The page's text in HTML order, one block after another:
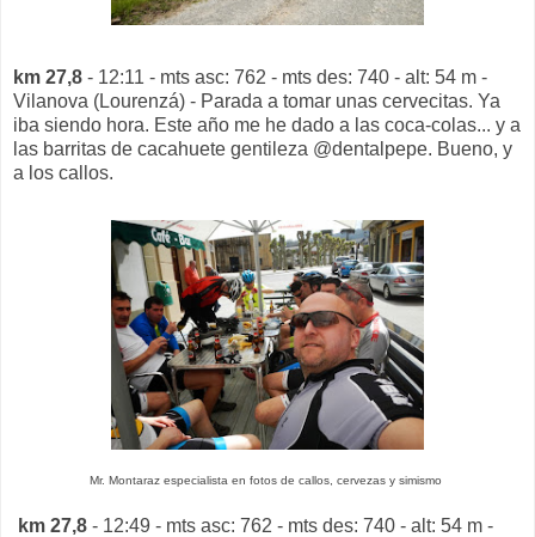
km 27,8 - 12:11 - mts asc: 762 - mts des: 740 - alt: 54 m -
Vilanova (Lourenzá) - Parada a tomar unas cervecitas. Ya
iba siendo hora. Este año me he dado a las coca-colas... y a
las barritas de cacahuete gentileza @dentalpepe. Bueno, y
a los callos.
Mr. Montaraz especialista en fotos de callos, cervezas y simismo
km 27,8 - 12:49 - mts asc: 762 - mts des: 740 - alt: 54 m -